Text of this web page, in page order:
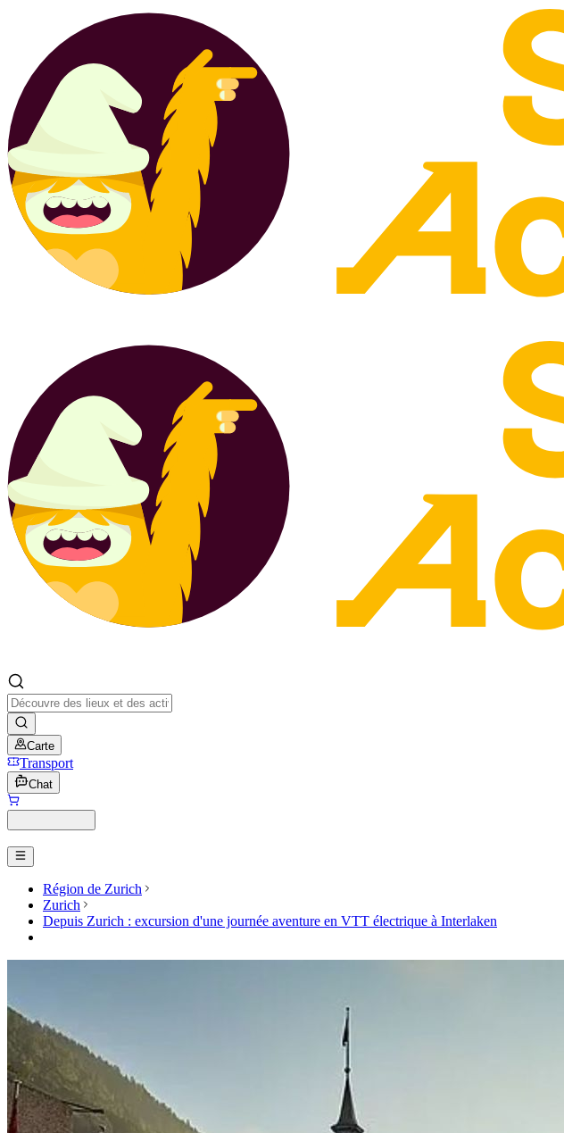
Carte
Transport
Chat
Région de Zurich
Zurich
Depuis Zurich : excursion d'une journée aventure en VTT électrique à Interlaken